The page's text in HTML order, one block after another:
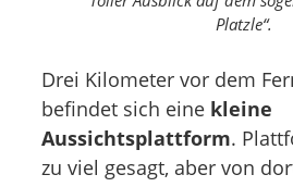
Platzle“.
Drei Kilometer vor dem
befindet sich eine kleine
Aussichtsplattform.
zu viel gesagt, aber von